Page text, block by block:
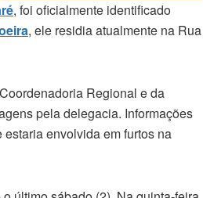
, foi oficialmente identificado
, ele residia atualmente na Rua
Regional e da
pela delegacia. Informações
envolvida em furtos na